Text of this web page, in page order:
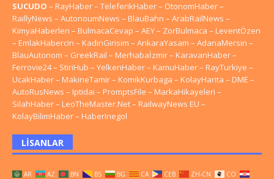
SUCUDO – RayHaber– TeleferikHaber– OtonomHaber–
RaillyNews – AutonoumNews – BlauBahn – ArabRailNews –
KimyaHaberleri – BulmacaCevap – AEY– ZorBulmaca – LeventÖzen
– EmlakHabercin – KadinGirisim – AnkaraYasam – AdanaMersin –
BlauAutonom – GreekRail – Merhabaİzmir– KaravanHaber–
Ferrovie24– StiriHub – YelkenHaber– KamuHaber– RayTurkiye –
UcakHaber– MakineTamir– KomikKurbaga – KolayHarita – DME –
AutoRusNews – Iptidai – PromptsFile – MarkaHikayeleri –
SilahHaber– LeoTheMaster.Net– RailwayNews EU –
KolayBilimHaber– HaberInegol
LISANLAR
AR AZ BN BS BG CA CEB ZH-CN
CO